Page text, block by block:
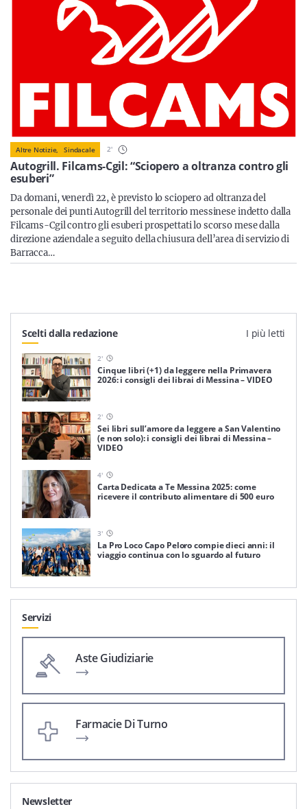
Servizi
Resta sempre aggiornato con le ultime news, iscriviti alla
nostra newsletter
Iscriviti
Autogrill. Filcams-Cgil: “Sciopero a oltranza contro gli
esuberi”
Altre Notizie, Sindacale 2'
Da domani, venerdì 22, è previsto lo sciopero ad oltranza del
personale dei punti Autogrill del territorio messinese indetto dalla
Filcams-Cgil contro gli esuberi prospettati lo scorso mese dalla
direzione aziendale a seguito della chiusura dell’area di servizio di
Barracca…
Scelti dalla redazione I più letti
2'
Cinque libri (+1) da leggere nella Primavera
2026: i consigli dei librai di Messina – VIDEO
2'
Sei libri sull’amore da leggere a San Valentino
(e non solo): i consigli dei librai di Messina –
VIDEO
4'
Carta Dedicata a Te Messina 2025: come
ricevere il contributo alimentare di 500 euro
3'
La Pro Loco Capo Peloro compie dieci anni: il
viaggio continua con lo sguardo al futuro
Servizi
Aste Giudiziarie
Farmacie Di Turno
Newsletter